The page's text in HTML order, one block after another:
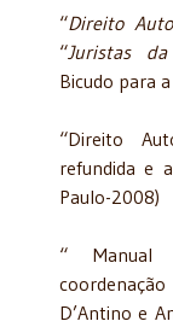
“Direito
“Juristas
Bicudo para
“Direito
refundida e
Paulo-2008)
“ Manual
D’Antino e